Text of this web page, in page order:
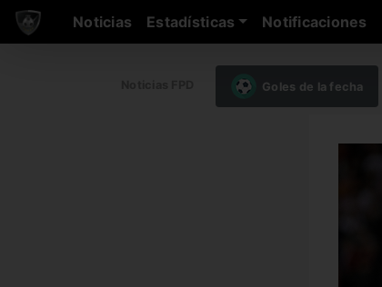
Noticias Estadísticas Notificaciones
Goles de la fecha